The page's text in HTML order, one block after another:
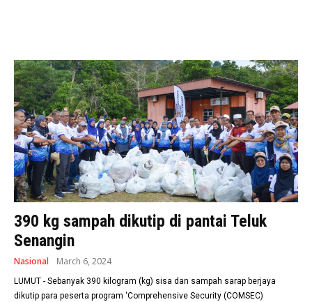
390 kg sampah dikutip di pantai Teluk
Senangin
Nasional March 6, 2024
LUMUT - Sebanyak 390 kilogram (kg) sisa dan sampah sarap berjaya
dikutip para peserta program ‘Comprehensive Security (COMSEC)